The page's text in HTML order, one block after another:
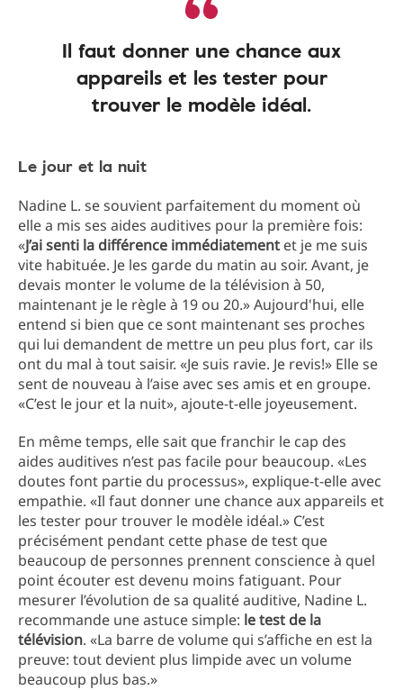
Il faut donner une chance aux
appareils et les tester pour
trouver le modèle idéal.
Le jour et la nuit
Nadine L. se souvient parfaitement du moment où
elle a mis ses aides auditives pour la première fois:
«J’ai senti la différence immédiatement et je me suis
vite habituée. Je les garde du matin au soir. Avant, je
devais monter le volume de la télévision à 50,
maintenant je le règle à 19 ou 20.» Aujourd'hui, elle
entend si bien que ce sont maintenant ses proches
qui lui demandent de mettre un peu plus fort, car ils
ont du mal à tout saisir. «Je suis ravie. Je revis!» Elle se
sent de nouveau à l’aise avec ses amis et en groupe.
«C’est le jour et la nuit», ajoute-t-elle joyeusement.
En même temps, elle sait que franchir le cap des
aides auditives n’est pas facile pour beaucoup. «Les
doutes font partie du processus», explique-t-elle avec
empathie. «Il faut donner une chance aux appareils et
les tester pour trouver le modèle idéal.» C’est
précisément pendant cette phase de test que
beaucoup de personnes prennent conscience à quel
point écouter est devenu moins fatiguant. Pour
mesurer l’évolution de sa qualité auditive, Nadine L.
recommande une astuce simple: le test de la
télévision. «La barre de volume qui s’affiche en est la
preuve: tout devient plus limpide avec un volume
beaucoup plus bas.»